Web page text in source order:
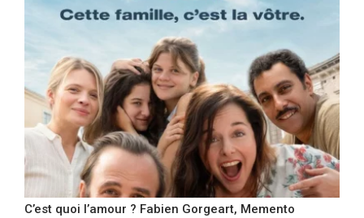
C’est quoi l’amour ? Fabien Gorgeart, Memento